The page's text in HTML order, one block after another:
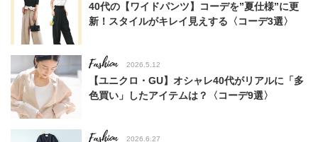
40代の【ワイドパンツ】コーデを”夏仕様”に更
新！スタイルがキレイ見えする〈コーデ3選〉
Fashion 2026.5.12
【ユニクロ・GU】オシャレ40代がリアルに「多
色買い」したアイテムは？〈コーデ9選〉
Fashion 2026.6.27